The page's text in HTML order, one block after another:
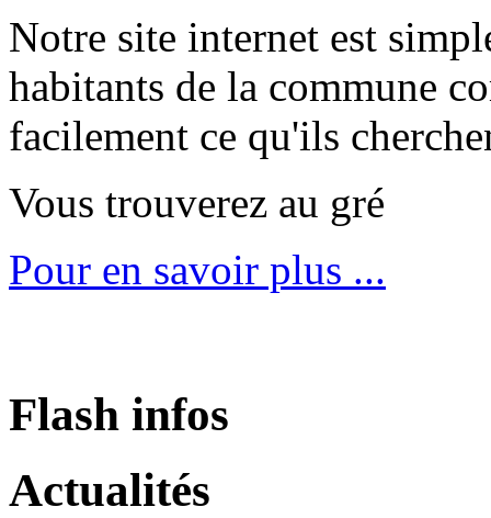
Notre site internet est
habitants de la commune
facilement ce qu'ils
Vous trouverez au gré
Pour en savoir plus ...
Flash infos
Actualités